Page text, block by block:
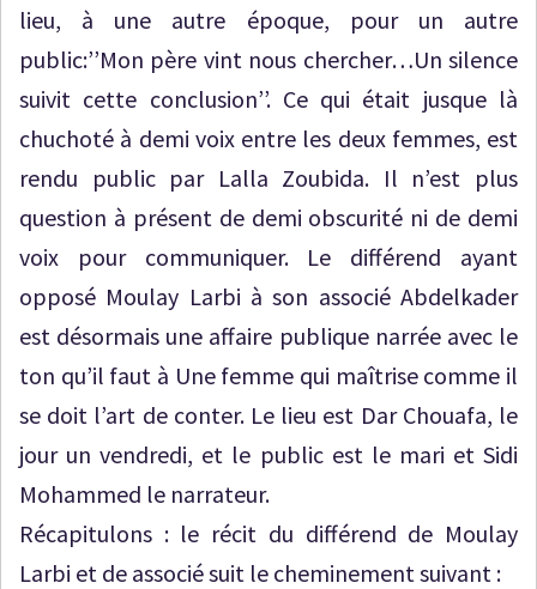
lieu, à une autre époque, pour un autre
public:’’Mon père vint nous chercher…Un silence
suivit cette conclusion’’. Ce qui était jusque là
chuchoté à demi voix entre les deux femmes, est
rendu public par Lalla Zoubida. Il n’est plus
question à présent de demi obscurité ni de demi
voix pour communiquer. Le différend ayant
opposé Moulay Larbi à son associé Abdelkader
est désormais une affaire publique narrée avec le
ton qu’il faut à Une femme qui maîtrise comme il
se doit l’art de conter. Le lieu est Dar Chouafa, le
jour un vendredi, et le public est le mari et Sidi
Mohammed le narrateur.
Récapitulons : le récit du différend de Moulay
Larbi et de associé suit le cheminement suivant :